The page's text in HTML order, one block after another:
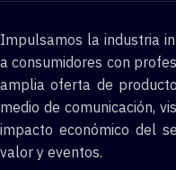
Impulsamos la industria
a consumidores con
amplia oferta de
medio de comunicación,
impacto económico del
valor y eventos.